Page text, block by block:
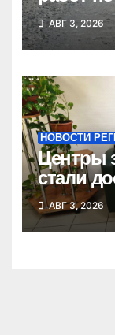
области
АВГ 3, 2026
НОВОСТИ
Центры
стали
АВГ 3, 2026